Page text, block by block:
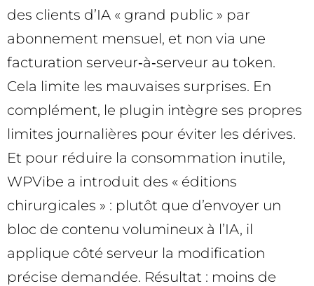
des clients d’IA « grand public » par
abonnement mensuel, et non via une
facturation serveur‑à‑serveur au token.
Cela limite les mauvaises surprises. En
complément, le plugin intègre ses propres
limites journalières pour éviter les dérives.
Et pour réduire la consommation inutile,
WPVibe a introduit des « éditions
chirurgicales » : plutôt que d’envoyer un
bloc de contenu volumineux à l’IA, il
applique côté serveur la modification
précise demandée. Résultat : moins de